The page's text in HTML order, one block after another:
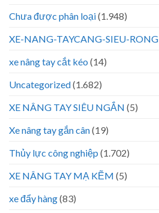
Chưa được phân loại(1.948)
XE-NANG-TAYCANG-SIEU-RONG
xe nâng tay cắt kéo (14)
Uncategorized(1.682)
XE NÂNG TAY SIÊU NGẮN (5)
Xe nâng tay gắn cân(19)
Thủy lực công nghiệp (1.702)
XE NÂNG TAY MẠ KẼM (5)
xe đẩy hàng(83)